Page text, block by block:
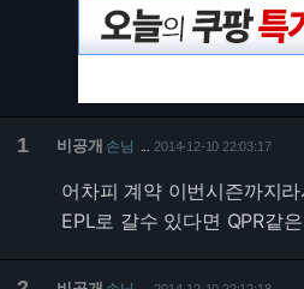
1 비공개 손님 2014-12-10 22:03:17
어차피 계약 이번시즌까지
EPL로 갈수 있다면 QPR같